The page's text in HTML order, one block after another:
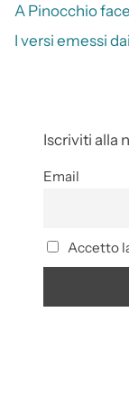
A Pinocchio
I versi emessi
Iscriviti alla
Email
Accetto